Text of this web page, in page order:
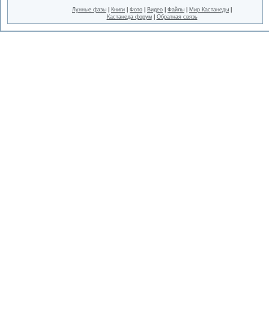
Лунные фазы Книги Фото Видео Файлы Мир Кастанеды
Кастанеда форум| Обратная связь